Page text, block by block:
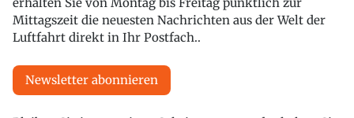
Mittagszeit die neuesten Nachrichten aus der Welt der
Luftfahrt direkt in Ihr Postfach..
Newsletter abonnieren